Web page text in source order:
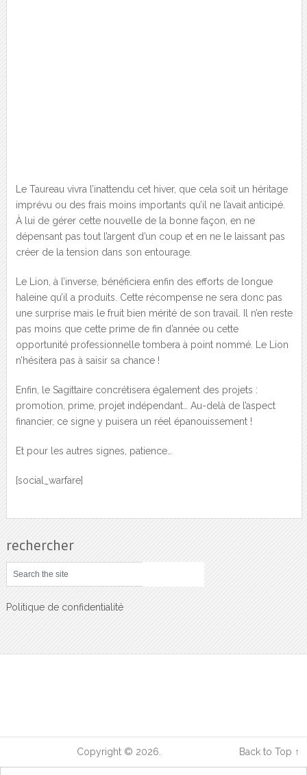
Le Taureau vivra l’inattendu cet hiver, que cela soit un héritage
imprévu ou des frais moins importants qu’il ne l’avait anticipé.
À lui de gérer cette nouvelle de la bonne façon, en ne
dépensant pas tout l’argent d’un coup et en ne le laissant pas
créer de la tension dans son entourage.
Le Lion, à l’inverse, bénéficiera enfin des efforts de longue
haleine qu’il a produits. Cette récompense ne sera donc pas
une surprise mais le fruit bien mérité de son travail. Il n’en reste
pas moins que cette prime de fin d’année ou cette
opportunité professionnelle tombera à point nommé. Le Lion
n’hésitera pas à saisir sa chance !
Enfin, le Sagittaire concrétisera également des projets :
promotion, prime, projet indépendant… Au-delà de l’aspect
financier, ce signe y puisera un réel épanouissement !
Et pour les autres signes, patience…
[social_warfare]
rechercher
Politique de confidentialité
Copyright © 2026. Back to Top ↑